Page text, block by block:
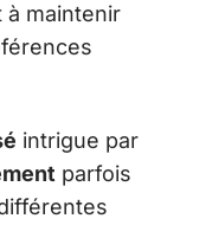
à maintenir
intrigue par
parfois